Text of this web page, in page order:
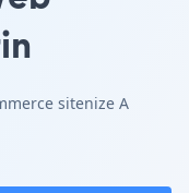
sitenize A